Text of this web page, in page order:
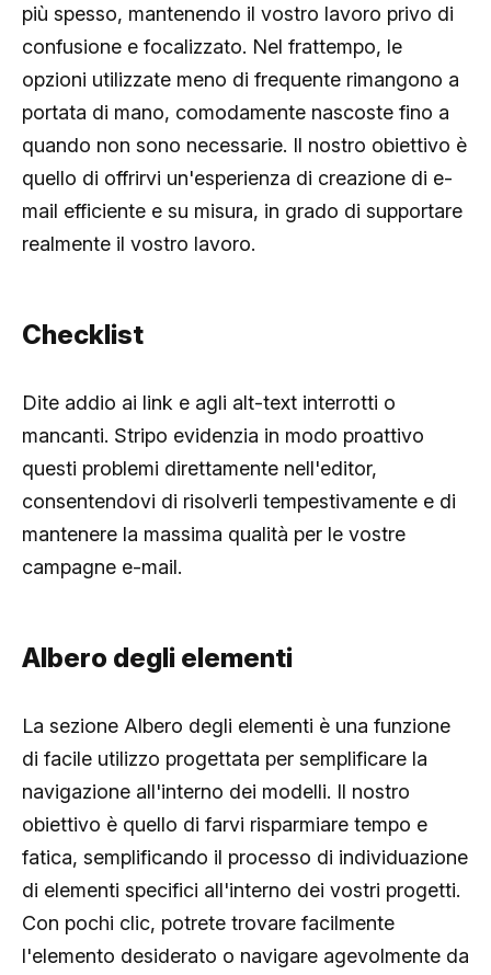
più spesso, mantenendo il vostro lavoro privo di
confusione e focalizzato. Nel frattempo, le
opzioni utilizzate meno di frequente rimangono a
portata di mano, comodamente nascoste fino a
quando non sono necessarie. Il nostro obiettivo è
quello di offrirvi un'esperienza di creazione di e-
mail efficiente e su misura, in grado di supportare
realmente il vostro lavoro.
Checklist
Dite addio ai link e agli alt-text interrotti o
mancanti. Stripo evidenzia in modo proattivo
questi problemi direttamente nell'editor,
consentendovi di risolverli tempestivamente e di
mantenere la massima qualità per le vostre
campagne e-mail.
Albero degli elementi
La sezione Albero degli elementi è una funzione
di facile utilizzo progettata per semplificare la
navigazione all'interno dei modelli. Il nostro
obiettivo è quello di farvi risparmiare tempo e
fatica, semplificando il processo di individuazione
di elementi specifici all'interno dei vostri progetti.
Con pochi clic, potrete trovare facilmente
l'elemento desiderato o navigare agevolmente da